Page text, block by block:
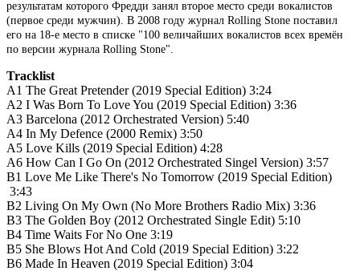
результатам которого Фредди занял второе место среди вокалистов
(первое среди мужчин). В 2008 году журнал Rolling Stone поставил
его на 18-е место в списке "100 величайших вокалистов всех времён
по версии журнала Rolling Stone".
Tracklist
A1 The Great Pretender (2019 Special Edition) 3:24
A2 I Was Born To Love You (2019 Special Edition) 3:36
A3 Barcelona (2012 Orchestrated Version) 5:40
A4 In My Defence (2000 Remix) 3:50
A5 Love Kills (2019 Special Edition) 4:28
A6 How Can I Go On (2012 Orchestrated Singel Version) 3:57
B1 Love Me Like There's No Tomorrow (2019 Special Edition)
3:43
B2 Living On My Own (No More Brothers Radio Mix) 3:36
B3 The Golden Boy (2012 Orchestrated Single Edit) 5:10
B4 Time Waits For No One 3:19
B5 She Blows Hot And Cold (2019 Special Edition) 3:22
B6 Made In Heaven (2019 Special Edition) 3:04